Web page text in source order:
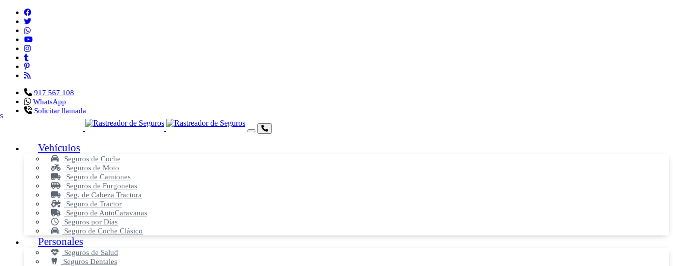
917 567 108
WhatsApp
Solicitar llamada
Vehículos
Seguros de Coche
Seguros de Moto
Seguro de Camiones
Seguros de Furgonetas
Seg. de Cabeza Tractora
Seguro de Tractor
Seguro de AutoCaravanas
Seguros por Días
Seguro de Coche Clásico
Personales
Seguros de Salud
Seguros Dentales